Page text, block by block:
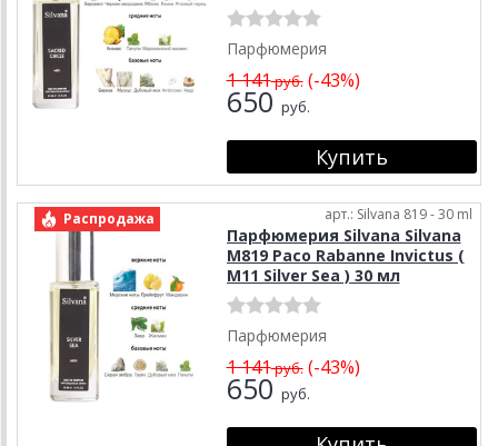
Парфюмерия
1 141руб.(-43%)
650 руб.
Распродажа арт.: Silvana 819 - 30 ml
Парфюмерия Silvana Silvana
M819 Paco Rabanne Invictus (
М11 Silver Sea ) 30 мл
Парфюмерия
1 141руб.(-43%)
650 руб.